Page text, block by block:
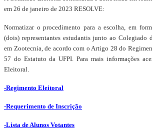
em 26 de janeiro de 2023 RESOLVE:
Normatizar o procedimento para a escolha, em
(dois) representantes estudantis junto ao Colegiado
em Zootecnia, de acordo com o Artigo 28 do
57 do Estatuto da UFPI. Para mais informações
Eleitoral.
-Regimento Eleitoral
-Requerimento de Inscrição
-Lista de Alunos Votantes